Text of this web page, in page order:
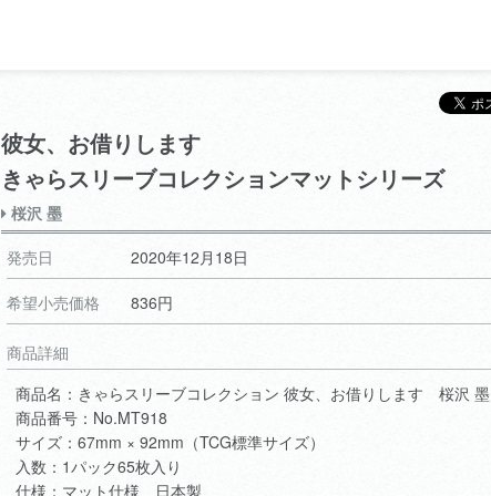
彼女、お借りします
きゃらスリーブコレクションマットシリーズ
桜沢 墨
発売日
2020年12月18日
希望小売価格 836円
商品詳細
商品名：きゃらスリーブコレクション 彼女、お借りします 桜沢 墨
商品番号：No.MT918
サイズ：67mm × 92mm（TCG標準サイズ）
入数：1パック65枚入り
仕様：マット仕様 日本製